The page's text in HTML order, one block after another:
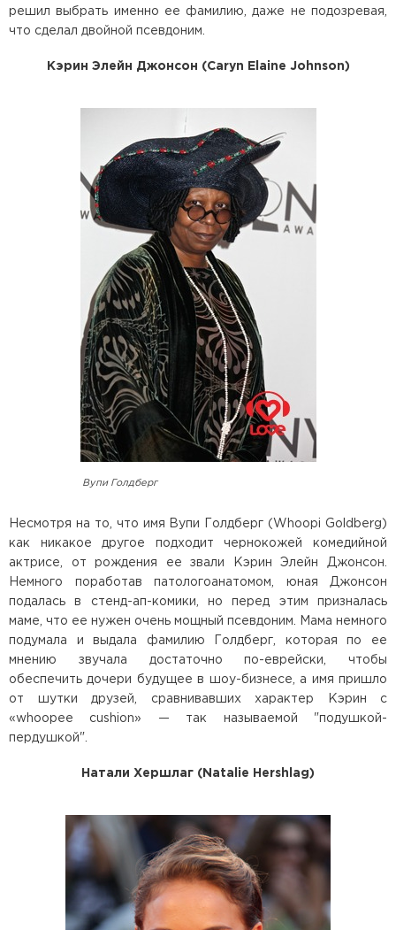
решил выбрать именно ее фамилию, даже не подозревая,
что сделал двойной псевдоним.
Кэрин Элейн Джонсон (Caryn Elaine Johnson)
Вупи Голдберг
Несмотря на то, что имя Вупи Голдберг (Whoopi Goldberg)
как никакое другое подходит чернокожей комедийной
актрисе, от рождения ее звали Кэрин Элейн Джонсон.
Немного поработав патологоанатомом, юная Джонсон
подалась в стенд-ап-комики, но перед этим призналась
маме, что ее нужен очень мощный псевдоним. Мама немного
подумала и выдала фамилию Голдберг, которая по ее
мнению звучала достаточно по-еврейски, чтобы
обеспечить дочери будущее в шоу-бизнесе, а имя пришло
от шутки друзей, сравнивавших характер Кэрин с
«whoopee cushion» — так называемой "подушкой-
пердушкой".
Натали Хершлаг (Natalie Hershlag)